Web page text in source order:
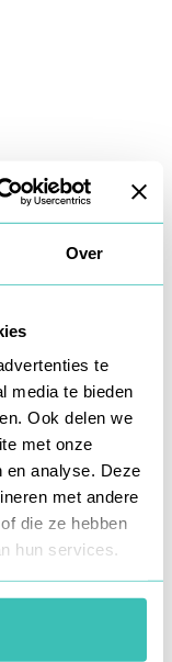
Over
te
media te bieden
Ook delen we
met onze
en analyse. Deze
met andere
die ze hebben
hun services.
has occurred while
consolefor more